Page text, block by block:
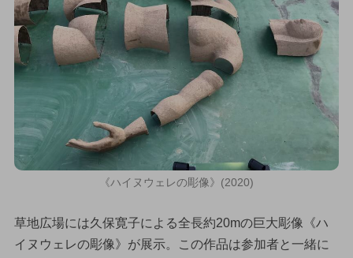
《ハイヌウェレの彫像》(2020)
草地広場には久保寛子による全長約20mの巨大彫像《ハ
イヌウェレの彫像》が展示。この作品は参加者と一緒に